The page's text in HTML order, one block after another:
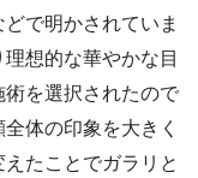
で明かされていま
想的な華やかな目
を選択されたので
体の印象を大きく
たことでガラリと